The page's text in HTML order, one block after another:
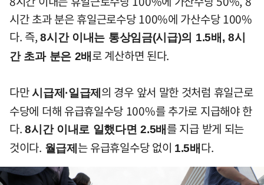
시간 초과 분은 휴일근로수당 100%에 가산수당 100%
다. 즉,8시간 이내는 통상임금(시급)의 1.5배, 8시
간 초과 분은 2배 로 계산하면 된다.
다만시급제·일급제 의 경우 앞서 말한 것처럼 휴일근로
수당에 더해 유급휴일수당 100%를 추가로 지급해야 한
다.8시간 이내로 일했다면 2.5배 를 지급 받게 되는
것이다. 월급제 는 유급휴일수당 없이 1.5배 다.